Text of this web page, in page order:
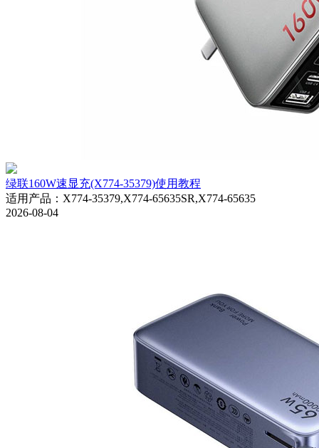
绿联160W速显充(X774-35379)使用教程
适用产品 ： X774-35379,X774-65635SR,X774-65635
2026-08-04